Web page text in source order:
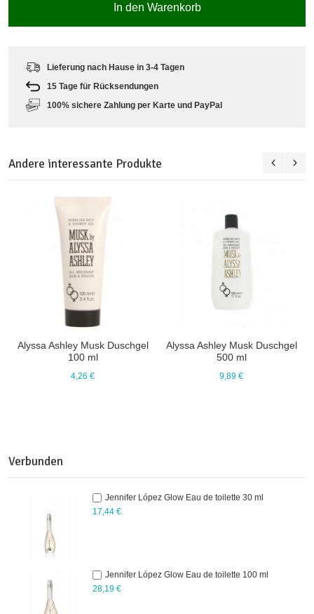
In den Warenkorb
Lieferung nach Hause in 3-4 Tagen
15 Tage für Rücksendungen
100% sichere Zahlung per Karte und PayPal
Verbunden
Jennifer López Glow Eau de toilette 30 ml
17,44 €
Jennifer López Glow Eau de toilette 100 ml
28,19 €
Andere interessante Produkte
Alyssa Ashley Musk Duschgel
100 ml
4,26 €
Alyssa Ashley Musk Duschgel
500 ml
9,89 €